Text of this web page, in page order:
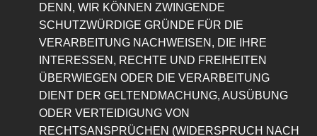
DENN, WIR KÖNNEN ZWINGENDE
SCHUTZWÜRDIGE GRÜNDE FÜR DIE
VERARBEITUNG NACHWEISEN, DIE IHRE
INTERESSEN, RECHTE UND FREIHEITEN
ÜBERWIEGEN ODER DIE VERARBEITUNG
DIENT DER GELTENDMACHUNG, AUSÜBUNG
ODER VERTEIDIGUNG VON
RECHTSANSPRÜCHEN (WIDERSPRUCH NACH